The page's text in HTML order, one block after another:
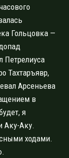
Гольцовка —
Петрелиуса
Тахтаръявр,
Арсеньева
в
я
Аку-Аку.
ходами.